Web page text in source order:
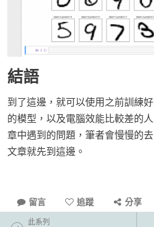
結語
到了這邊，就可以使用之前訓練
的模型，以及電腦效能比較差的
章中遇到的問題，筆者會慢慢的
文章就先到這邊。
留言 追蹤 分享
此系列